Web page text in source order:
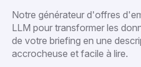
Notre générateur d'offres
LLM pour transformer les
de votre briefing en une
accrocheuse et facile à lire.